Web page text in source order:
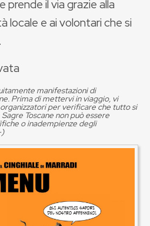
prende il via grazie alla
locale e ai volontari che si
manifestazioni di
Prima di mettervi in viaggio, vi
per verificare che tutto si
Toscane non può essere
o inadempienze degli